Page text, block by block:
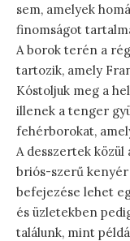
sem, amelyek
finomságot
A borok terén a
tartozik, amely
Kóstoljuk meg a
illenek a tenger
fehérborokat,
A desszertek közül
briós-szerű
befejezése lehet
és üzletekben
találunk, mint